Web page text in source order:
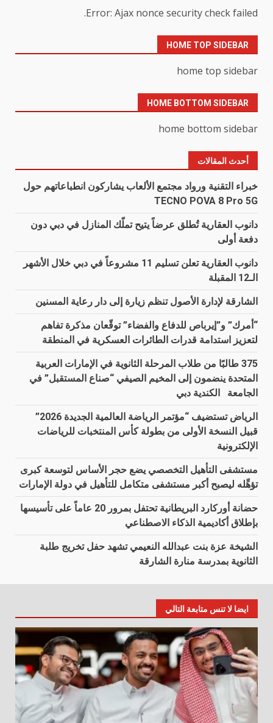
Error: Ajax nonce security check failed.
HOME TOP SIDEBAR
home top sidebar
HOME BOTTOM SIDEBAR
home bottom sidebar
أحدث المقالات
خبراء التقنية ورواد مجتمع الألعاب يشاركون انطباعاتهم حول
TECNO POVA 8 Pro 5G
دانوب العقارية تُطلق عرضاً يتيح تملّك المنازل في دبي دون
دفعة أولى
دانوب العقارية تعلن تسليم 11 مشروعاً في دبي خلال الأشهر
الـ12 المقبلة
الشارقة لإدارة الأصول تنظم زيارة إلى دار رعاية المسنين
“أمرك” و”إيرباص للدفاع والفضاء” توقّعان مذكرة تفاهم
لتعزيز استدامة قدرات الطائرات العسكرية في المنطقة
375 طالبًا من طلاب المرحلة الثانوية في الإمارات العربية
المتحدة ينضمون إلى المخيم الصيفي “صناع المستقبل” في
الجامعة الكندية دبي
الرياض تستضيف “مؤتمر الرياضة العالمية الجديدة 2026”
قبيل النسخة الأولى من بطولة كأس المنتخبات للرياضات
الإلكترونية
مستشفى التأهيل التخصصي يضع حجر الأساس لتوسعة كبرى
تؤهِّله ليصبح أكبر مستشفى متكامل للتأهيل في دولة الإمارات
حضانة أوركارد البريطانية تحتفل بمرور 20 عاماً على تأسيسها
بإطلاق أكاديمية الذكاء الاصطناعي
الشيخة عزة بنت عبدالله النعيمي تشهد حفل تخريج طلبة
الثانوية بمدرسة منارة الشارقة
ايضا لا تنس متابعة التالي